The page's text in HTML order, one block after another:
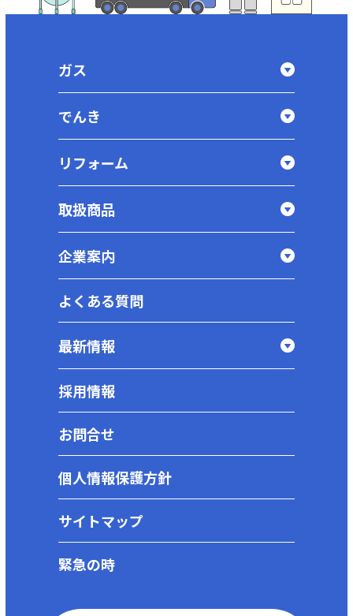
ガス
でんき
リフォーム
取扱商品
企業案内
よくある質問
最新情報
採用情報
お問合せ
個人情報保護方針
サイトマップ
緊急の時